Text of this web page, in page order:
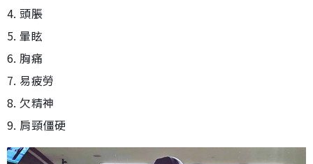
4. 頭脹
5. 暈眩
6. 胸痛
7. 易疲勞
8. 欠精神
9. 肩頸僵硬